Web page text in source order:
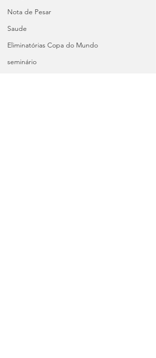
Nota de Pesar
Saude
Eliminatórias Copa do Mundo
seminário